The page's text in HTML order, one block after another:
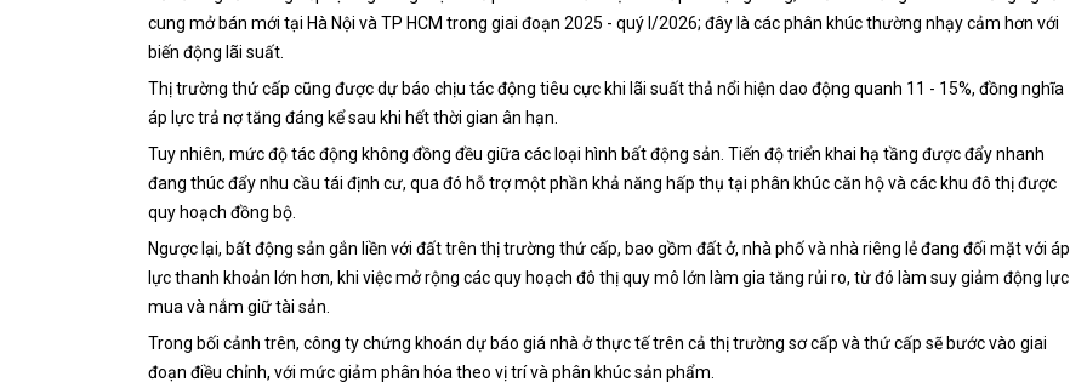
cung mở bán mới tại Hà Nội và TP HCM trong giai đoạn 2025 - quý I/2026; đây là các phân khúc thường nhạy cảm hơn với
biến động lãi suất.
Thị trường thứ cấp cũng được dự báo chịu tác động tiêu cực khi lãi suất thả nổi hiện dao động quanh 11 - 15%, đồng nghĩa
áp lực trả nợ tăng đáng kể sau khi hết thời gian ân hạn.
Tuy nhiên, mức độ tác động không đồng đều giữa các loại hình bất động sản. Tiến độ triển khai hạ tầng được đẩy nhanh
đang thúc đẩy nhu cầu tái định cư, qua đó hỗ trợ một phần khả năng hấp thụ tại phân khúc căn hộ và các khu đô thị được
quy hoạch đồng bộ.
Ngược lại, bất động sản gắn liền với đất trên thị trường thứ cấp, bao gồm đất ở, nhà phố và nhà riêng lẻ đang đối mặt với áp
lực thanh khoản lớn hơn, khi việc mở rộng các quy hoạch đô thị quy mô lớn làm gia tăng rủi ro, từ đó làm suy giảm động lực
mua và nắm giữ tài sản.
Trong bối cảnh trên, công ty chứng khoán dự báo giá nhà ở thực tế trên cả thị trường sơ cấp và thứ cấp sẽ bước vào giai
đoạn điều chỉnh, với mức giảm phân hóa theo vị trí và phân khúc sản phẩm.